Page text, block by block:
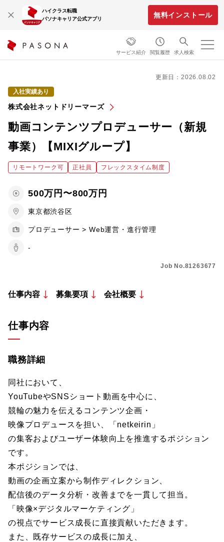
ハイクラス転職
パソナキャリア公式アプリ
無料インストール
サービス紹介 閲覧履歴 求人検索
更新日：2026.08.02
入社実績あり
株式会社ネットドリーマーズ
動画コンテンツプロデューサー（新規
事業）【MIXIグループ】
リモートワーク可 正社員 フレックスタイム制度
500万円〜800万円
東京都渋谷区
プロデューサー > Web運営・進行管理
-
Job No.81263677
仕事内容 募集要項 会社概要
仕事内容
職務詳細
同社において、
YouTubeやSNSショート動画を中心に、
競輪の魅力を伝えるコンテンツ企画・
映像プロデュースを担い、「netkeirin」
の集客およびユーザー体験向上を推進するポジション
です。
本ポジションでは、
動画の企画立案から制作ディレクション、
配信後のデータ分析・改善までを一貫して担当。
「映像×デジタルマーケティング」
の視点でサービス成長に直接貢献いただきます。
また、既存サービスの成長に加え、